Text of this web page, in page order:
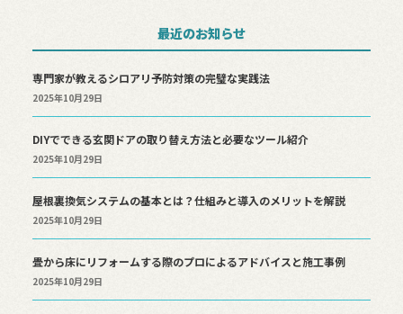
最近のお知らせ
専門家が教えるシロアリ予防対策の完璧な実践法
2025年10月29日
DIYでできる玄関ドアの取り替え方法と必要なツール紹介
2025年10月29日
屋根裏換気システムの基本とは？仕組みと導入のメリットを解説
2025年10月29日
畳から床にリフォームする際のプロによるアドバイスと施工事例
2025年10月29日